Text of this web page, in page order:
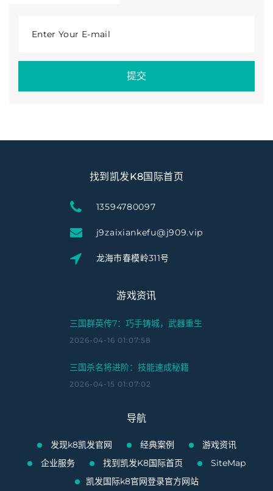
Enter Your E-mail
提交
找到凯发K8国际首页
13594780097
j9zaixiankefu@j909.vip
龙海市春模岭311号
游戏资讯
三国群英传7：巧手铸城，武器重生
2026-04-16 01:07:58
三国杀名将进阶：技能速成秘籍
2026-04-15 01:07:02
导航
发现k8凯发官网 经典案例
游戏资讯
企业服务
找到凯发K8国际首页
SiteMap
凯发国际k8官网登录官方网站